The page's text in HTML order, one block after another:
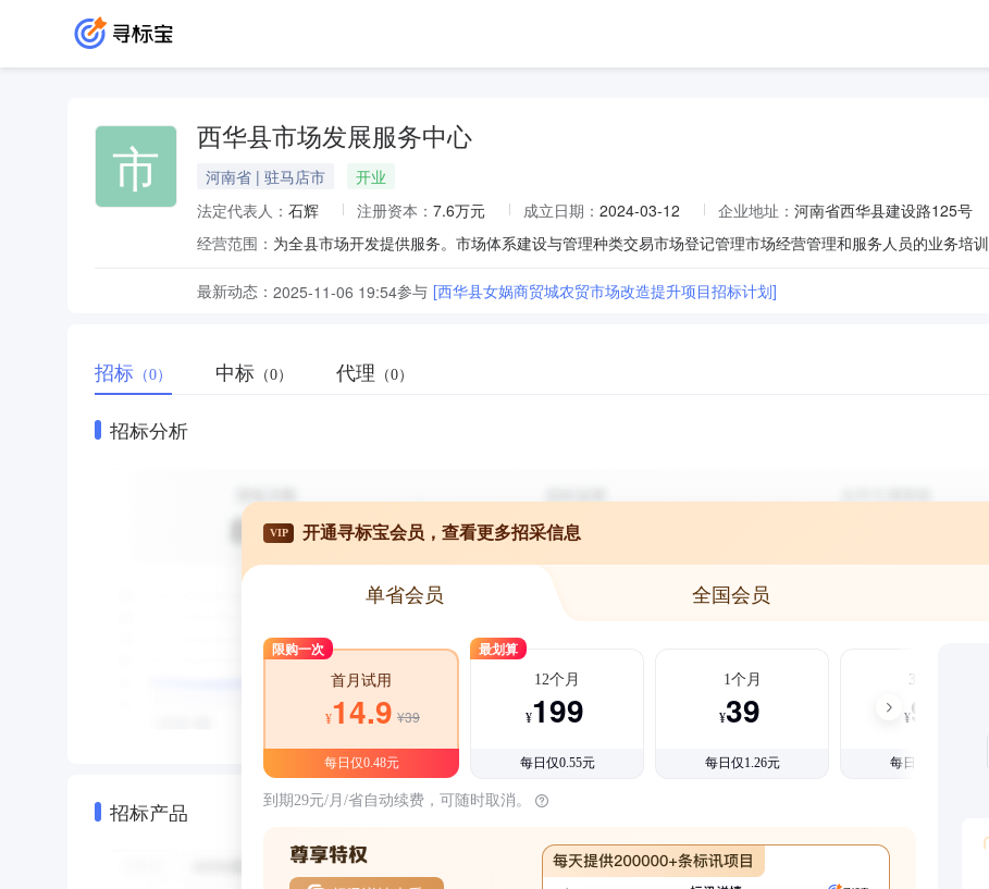
市 西华县市场发展服务中心
河南省 | 驻马店市
开业
法定代表人： 石辉 注册资本： 7.6万元 成立日期： 2024-03-12 企业地址： 河南省西华县建设路125号
经营范围： 为全县市场开发提供服务。市场体系建设与管理种类交易市场登记管理市场经营管理和服务人员的业务培训
最新动态： 2025-11-06 19:54参与 [西华县女娲商贸城农贸市场改造提升项目招标计划]
招标 （0） 中标 （0） 代理 （0）
招标分析
招标产品
VIP 开通寻标宝会员，查看更多招采信息
单省会员 全国会员
限购一次
首月试用
¥14.9 ¥39
每日仅0.48元
最划算
12个月
¥199
每日仅0.55元
1个月
¥39
每日仅1.26元
3个月
¥99
每日仅1.08元
到期29元/月/省自动续费，可随时取消。